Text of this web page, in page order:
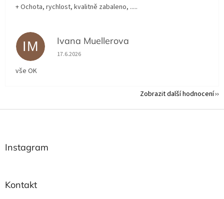
+ Ochota, rychlost, kvalitně zabaleno, .....
IM Ivana Muellerova
Hodnocení obchodu je 5 z 5 hvězdiček.
17.6.2026
vše OK
Zobrazit další hodnocení
Z
Instagram
Kontakt